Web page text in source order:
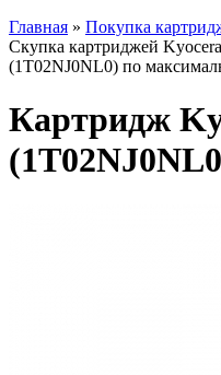
Главная » Покупка
Скупка картриджей
(1T02NJ0NL0) по
Картридж